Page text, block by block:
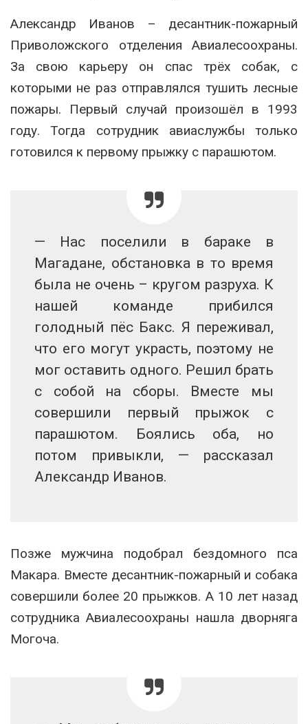
Александр Иванов – десантник-пожарный
Приволожского отделения Авиалесоохраны.
За свою карьеру он спас трёх собак, с
которыми не раз отправлялся тушить лесные
пожары. Первый случай произошёл в 1993
году. Тогда сотрудник авиаслужбы только
готовился к первому прыжку с парашютом.
— Нас поселили в бараке в
Магадане, обстановка в то время
была не очень – кругом разруха. К
нашей команде прибился
голодный пёс Бакс. Я переживал,
что его могут украсть, поэтому не
мог оставить одного. Решил брать
с собой на сборы. Вместе мы
совершили первый прыжок с
парашютом. Боялись оба, но
потом привыкли, — рассказал
Александр Иванов.
Позже мужчина подобрал бездомного пса
Макара. Вместе десантник-пожарный и собака
совершили более 20 прыжков. А 10 лет назад
сотрудника Авиалесоохраны нашла дворняга
Могоча.